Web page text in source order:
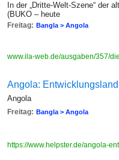
In der „Dritte-Welt-Szene“ der
(BUKO – heute
Freitag: Bangla > Angola
www.ila-web.de/ausgaben/357/
Angola:
Angola
Freitag: Bangla > Angola
https://www.helpster.de/angola-